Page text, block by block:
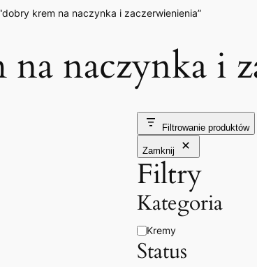
krem na naczynka i zaczerwienienia”
naczynka i
Filtrowanie produktów
Zamknij
Filtry
Kategoria
Kategoria
Kremy
Status